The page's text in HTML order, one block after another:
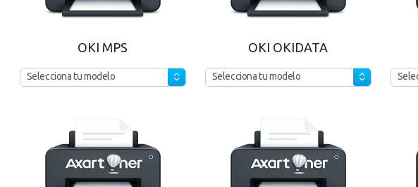
OKI MPS
Selecciona tu modelo
OKI OKIDATA
Selecciona tu modelo